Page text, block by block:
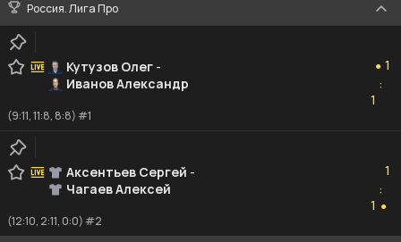
Россия. Лига Про
Кутузов Олег -
Иванов Александр
● 1
:
1
(9:11, 11:8, 8:8) #1
Аксентьев Сергей -
Чагаев Алексей
1
:
1 ●
(12:10, 2:11, 0:0) #2